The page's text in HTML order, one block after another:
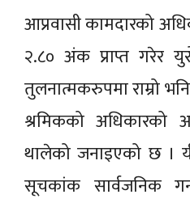
आप्रवासी कामदारको
२.८० अंक प्राप्त गरेर
तुलनात्मकरुपमा राम्रो
श्रमिकको अधिकारको
थालेको जनाइएको छ ।
सूचकांक सार्वजनिक